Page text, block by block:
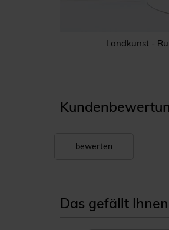
Landkunst -
bewerten
Das gefällt